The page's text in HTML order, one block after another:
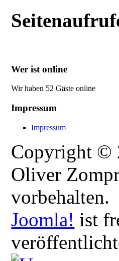
Wer ist online
Wir haben 52 Gäste online
Impressum
Impressum
Copyright ©
Oliver
vorbehalten.
Joomla! ist